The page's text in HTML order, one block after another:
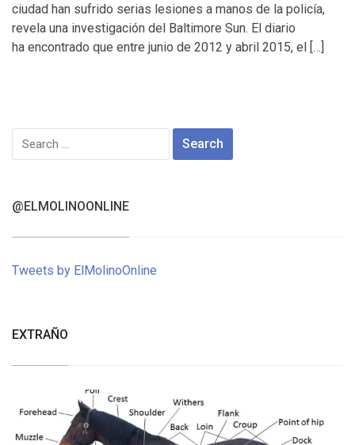
ciudad han sufrido serias lesiones a manos de la policía,
revela una investigación del Baltimore Sun. El diario
ha encontrado que entre junio de 2012 y abril 2015, el […]
Search
@ELMOLINOONLINE
Tweets by ElMolinoOnline
EXTRAÑO